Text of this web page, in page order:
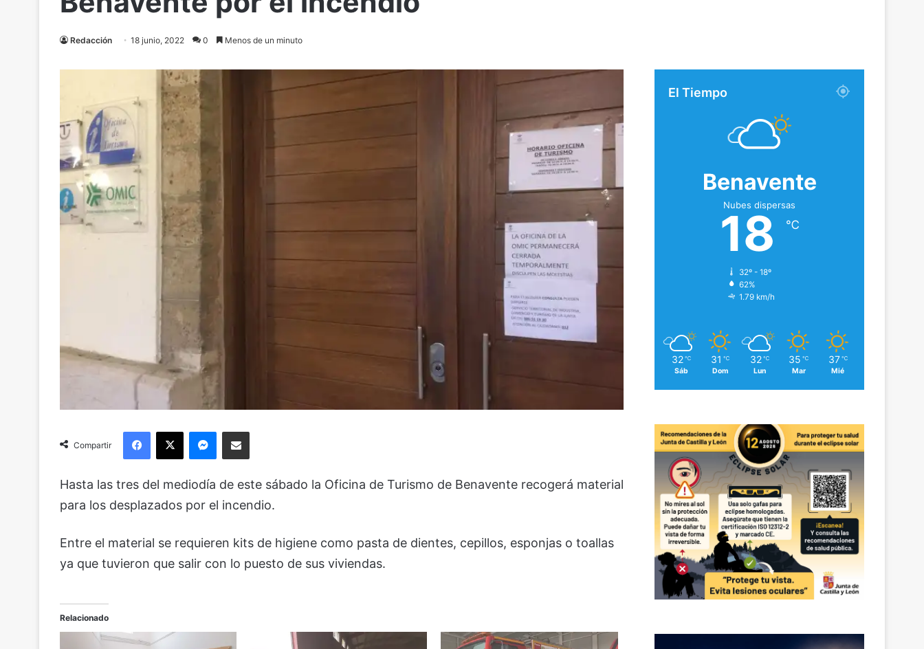
Redacción 18 junio, 2022 0 Menos de un minuto
Compartir
Facebook
X Messenger
Compartir via Email
Hasta las tres del mediodía de este sábado la Oficina de Turismo de Benavente recogerá material
para los desplazados por el incendio.
Entre el material se requieren kits de higiene como pasta de dientes, cepillos, esponjas o toallas
ya que tuvieron que salir con lo puesto de sus viviendas.
Relacionado
El Tiempo
Benavente
Nubes dispersas
18 ℃
32º - 18º
62%
1.79 km/h
32 ℃
Sáb
31 ℃
Dom
32 ℃
Lun
35 ℃
Mar
37 ℃
Mié